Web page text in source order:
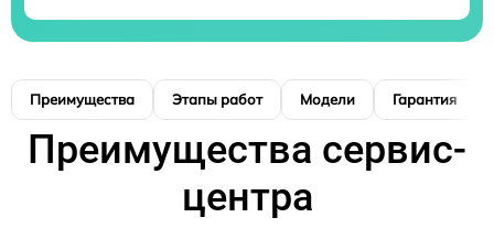
Преимущества Этапы работ Модели Гарантия
Преимущества сервис-
центра